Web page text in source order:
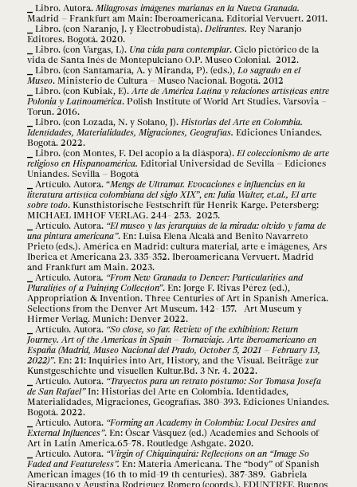
Libro. Autora. Milagrosas imágenes marianas en la Nueva Granada.
Madrid – Frankfurt am Main: Iberoamericana. Editorial Vervuert. 2011.
Libro. (con Naranjo, J. y Electrobudista). Delirantes. Rey Naranjo
Editores. Bogotá. 2020.
Libro. (con Vargas, L). Una vida para contemplar. Ciclo pictórico de la
vida de Santa Inés de Montepulciano O.P. Museo Colonial. 2012.
Libro. (con Santamaría, A. y Miranda, P). (eds.), Lo sagrado en el
Museo. Ministerio de Cultura – Museo Nacional. Bogotá. 2012
Libro. (con Kubiak, E). Arte de América Latina y relaciones artísticas entre
Polonia y Latinoamérica. Polish Institute of World Art Studies. Varsovia –
Torun. 2016.
Libro. (con Lozada, N. y Solano, J). Historias del Arte en Colombia.
Identidades, Materialidades, Migraciones, Geografías. Ediciones Uniandes.
Bogotá. 2022.
Libro. (con Montes, F. Del acopio a la diáspora). El coleccionismo de arte
religioso en Hispanoamérica. Editorial Universidad de Sevilla – Ediciones
Uniandes. Sevilla – Bogotá
Artículo. Autora. “Mengs de Ultramar. Evocaciones e influencias en la
literatura artística colombiana del siglo XIX”, en: Julia Walter, et.al., El arte
sobre todo. Kunsthistorische Festschrift für Henrik Karge. Petersberg:
MICHAEL IMHOF VERLAG. 244- 253. 2025.
Artículo. Autora.“El museo y las jerarquías de la mirada: olvido y fama de
una pintura americana”. En: Luisa Elena Alcalá and Benito Navarreto
Prieto (eds.). América en Madrid: cultura material, arte e imágenes, Ars
Iberica et Americana 23. 335-352. Iberoamericana Vervuert. Madrid
and Frankfurt am Main. 2023.
Artículo. Autora. “From New Granada to Denver: Particularities and
Pluralities of a Painting Collection”. En: Jorge F. Rivas Pérez (ed.),
Appropriation & Invention. Three Centuries of Art in Spanish America.
Selections from the Denver Art Museum. 142- 157. Art Museum y
Hirmer Verlag. Munich: Denver 2022.
Artículo. Autora.“So close, so far. Review of the exhibition: Return
Journey. Art of the Americas in Spain – Tornaviaje. Arte iberoamericano en
España (Madrid, Museo Nacional del Prado, October 5, 2021 – February 13,
2022)”. En: 21: Inquiries into Art, History, and the Visual. Beiträge zur
Kunstgeschichte und visuellen Kultur.Bd. 3 Nr. 4. 2022.
Artículo. Autora.“Trayectos para un retrato póstumo: Sor Tomasa Josefa
de San Rafael”In: Historias del Arte en Colombia. Identidades,
Materialidades, Migraciones, Geografías. 380-393. Ediciones Uniandes.
Bogotá. 2022.
Artículo. Autora.“Forming an Academy in Colombia: Local Desires and
External Influences”. En: Óscar Vásquez (ed.) Academies and Schools of
Art in Latin America.65-78. Routledge Ashgate. 2020.
Artículo. Autora.“Virgin of Chiquinquirá: Reflections on an “Image So
Faded and Featureless”. En: Materia Americana. The “body” of Spanish
American images (16 th to mid-19 th centuries). 387-389. Gabriela
Siracusano y Agustina Rodríguez Romero (coords.). EDUNTREF. Buenos